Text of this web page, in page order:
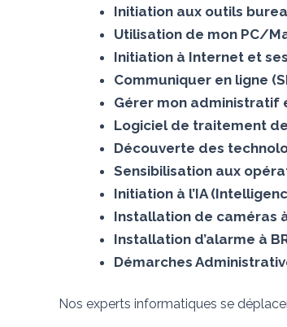
Initiation aux outils
Utilisation de mon PC/
Initiation à Internet et
Communiquer en ligne
Gérer mon administratif
Logiciel de traitement de
Découverte des
Sensibilisation aux
Initiation à l’IA
Installation de caméras à
Installation d’alarme à
Démarches
Nos experts informatiques se